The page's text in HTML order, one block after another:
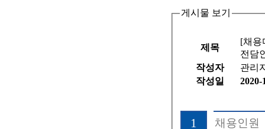
게시물 보기
제목
[채용
전담
작성자
관리
작성일
2020-
1 채용인원